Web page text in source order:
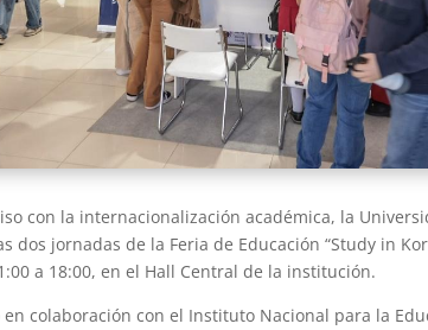
con la internacionalización académica, la
dos jornadas de la Feria de Educación “Study in
a 18:00, en el Hall Central de la institución.
colaboración con el Instituto Nacional para la